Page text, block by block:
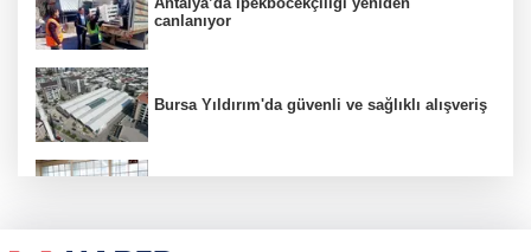
canlanıyor
Bursa Yıldırım'da güvenli ve sağlıklı alışveriş